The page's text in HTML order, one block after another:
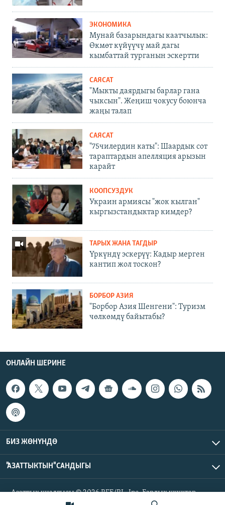
ЭКОНОМИКА
Мунай базарындагы каатчылык:
Өкмөт күйүүчү май дагы
кымбаттай турганын эскертти
САЯСАТ
"Мыкты даярдыгы барлар гана
чыксын". Жеңиш чокусу боюнча
жаңы талап
САЯСАТ
"75чилердин каты": Шаардык сот
тараптардын апелляция арызын
карайт
КООПСУЗДУК
Украин армиясы "жок кылган"
кыргызстандыктар кимдер?
ТАРЫХ ЖАНА ТАГДЫР
Үркүндү эскерүү: Кадыр мерген
кантип жол тоскон?
БОРБОР АЗИЯ
"Борбор Азия Шенгени": Туризм
чөлкөмдү байытабы?
ОНЛАЙН ШЕРИНЕ
БИЗ ЖӨНҮНДӨ
"АЗАТТЫКТЫН" САНДЫГЫ
Азаттык үналгысы © 2026 RFE/RL, Inc. Бардык укуктар